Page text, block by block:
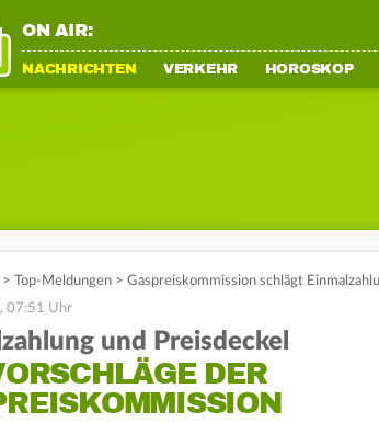
ON AIR:
NACHRICHTEN VERKEHR HOROSKOP
> Top-Meldungen > Gaspreiskommission schlägt
07:51 Uhr
und Preisdeckel
DER